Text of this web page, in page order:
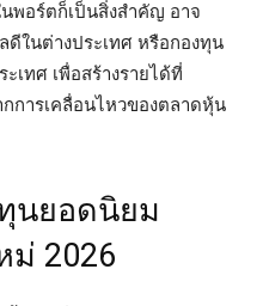
พอร์ตก็เป็นสิ่งสำคัญ อาจ
ในต่างประเทศ หรือกองทุน
เทศ เพื่อสร้างรายได้ที่
กการเคลื่อนไหวของตลาดหุ้น
นยอดนิยม
ม่ 2026